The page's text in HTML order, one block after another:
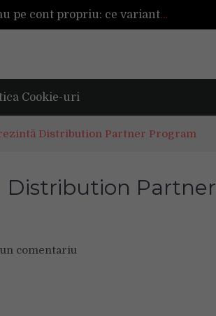
Înființarea unei afaceri cu ajutor specializat sau pe cont propriu: ce variantă este mai avantajoasă?
până acum
Tot ce trebuie sa stii inainte de Summer Well 2026. Ghidul complet pentru editia aniversara de 15 ani
Cookie-uri
Distribution Partner Program
Partner
comentariu